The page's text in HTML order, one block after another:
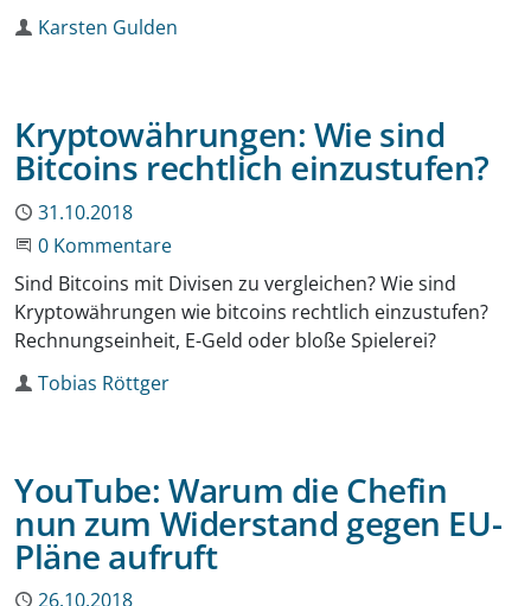
Autor
Karsten Gulden
Kryptowährungen: Wie sind
Bitcoins rechtlich einzustufen?
Publiziert
31.10.2018
Beginne eine Unterhaltung
0 Kommentare
Sind Bitcoins mit Divisen zu vergleichen? Wie sind
Kryptowährungen wie bitcoins rechtlich einzustufen?
Rechnungseinheit, E-Geld oder bloße Spielerei?
Autor
Tobias Röttger
YouTube: Warum die Chefin
nun zum Widerstand gegen EU-
Pläne aufruft
Publiziert
26.10.2018